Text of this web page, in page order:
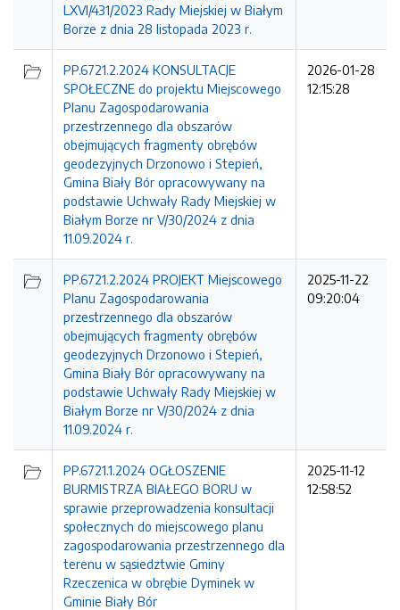
LXVI/431/2023 Rady Miejskiej w Białym
Borze z dnia 28 listopada 2023 r.
PP.6721.2.2024 KONSULTACJE
SPOŁECZNE do projektu Miejscowego
Planu Zagospodarowania
przestrzennego dla obszarów
obejmujących fragmenty obrębów
geodezyjnych Drzonowo i Stepień,
Gmina Biały Bór opracowywany na
podstawie Uchwały Rady Miejskiej w
Białym Borze nr V/30/2024 z dnia
11.09.2024 r.
2026-01-28
12:15:28
PP.6721.2.2024 PROJEKT Miejscowego
Planu Zagospodarowania
przestrzennego dla obszarów
obejmujących fragmenty obrębów
geodezyjnych Drzonowo i Stepień,
Gmina Biały Bór opracowywany na
podstawie Uchwały Rady Miejskiej w
Białym Borze nr V/30/2024 z dnia
11.09.2024 r.
2025-11-22
09:20:04
PP.6721.1.2024 OGŁOSZENIE
BURMISTRZA BIAŁEGO BORU w
sprawie przeprowadzenia konsultacji
społecznych do miejscowego planu
zagospodarowania przestrzennego dla
terenu w sąsiedztwie Gminy
Rzeczenica w obrębie Dyminek w
Gminie Biały Bór
2025-11-12
12:58:52